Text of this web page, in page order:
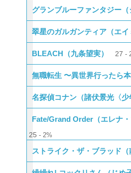
グランブルーファンタジー（
翠星のガルガンティア（エイ
BLEACH（九条望実） 27
無職転生 〜異世界行ったら
名探偵コナン（諸伏景光〈少
Fate/Grand Order（エレナ
25 2%
ストライク・ザ・ブラッド（